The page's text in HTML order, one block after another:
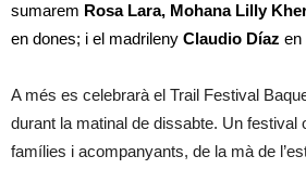
sumarem Rosa Lara, Mohana Lilly
en dones; i el madrileny Claudio Díaz en
A més es celebrarà el Trail Festival
durant la matinal de dissabte. Un festival
famílies i acompanyants, de la mà de